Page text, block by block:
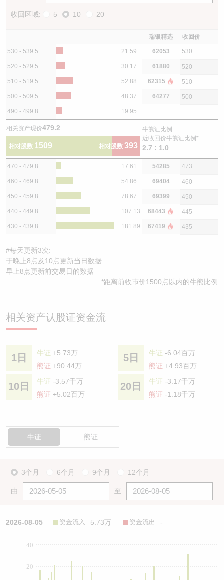
收回区域: 5 10 20
瑞银精选 收回价
530 - 539.5 21.59 62053 530
520 - 529.5 30.17 61880 520
510 - 519.5 52.88 62315 510
500 - 509.5 48.37 64277 500
490 - 499.8 19.95
相关资产现价479.2
相对股数 1509 相对股数 393
牛熊证比例
近收回价牛熊证比例*
2.7 : 1.0
470 - 479.8 17.61 54285 473
460 - 469.8 54.86 69404 460
450 - 459.8 78.67 69399 450
440 - 449.8 107.13 68443 445
430 - 439.8 181.89 67419 435
#每天更新3次:
于晚上8点及10点更新当日数据
早上8点更新前交易日的数据
*距离前收巿价1500点以内的牛熊比例
相关资产认股证资金流
1日 牛证 +5.73万
熊证 +90.44万
5日 牛证 -6.04百万
熊证 +4.93百万
10日 牛证 -3.57千万
熊证 +5.02百万
20日 牛证 -3.17千万
熊证 -1.18千万
牛证 熊证
3个月 6个月 9个月 12个月
由 至
2026-08-05 资金流入 5.73万 资金流出 -
20
40